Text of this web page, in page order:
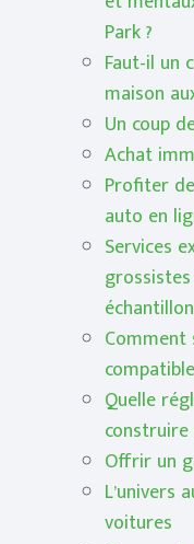
Park ?
Faut-il un
maison
Un coup
Achat
Profiter
auto en
Services
Quelle
Offrir un
L’univers
voitures